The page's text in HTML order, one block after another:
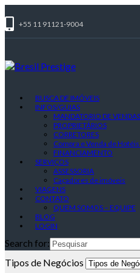
+55 11 91121-9004
BUSCA DE IMÓVEIS
INFOS/GUIAS
MANDATORIO DE
PROPRIETÁRIOS
CORRETORES
Compra e Venda de
FINANCIAMENTO
SERVIÇOS
ASSESSORIA
Caçadores de imóveis
VIAGENS
CONTATO
QUEM SOMOS – EQUIPE
BLOG
LOGIN
Search for:
Tipos de Negócios